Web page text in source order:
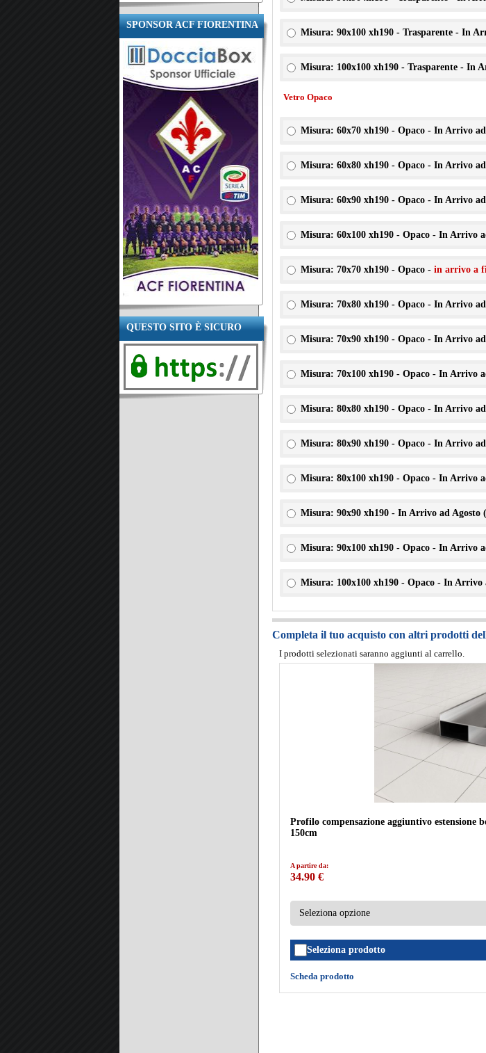
SPONSOR ACF FIORENTINA
QUESTO SITO È SICURO
Misura: 90x100 xh190 - Trasparente - In
Misura: 100x100 xh190 - Trasparente - In
Vetro Opaco
Misura: 60x70 xh190 - Opaco - In Arrivo
Misura: 60x80 xh190 - Opaco - In Arrivo
Misura: 60x90 xh190 - Opaco - In Arrivo
Misura: 60x100 xh190 - Opaco - In Arrivo
Misura: 70x70 xh190 - Opaco - in arrivo a
Misura: 70x80 xh190 - Opaco - In Arrivo
Misura: 70x90 xh190 - Opaco - In Arrivo
Misura: 70x100 xh190 - Opaco - In Arrivo
Misura: 80x80 xh190 - Opaco - In Arrivo
Misura: 80x90 xh190 - Opaco - In Arrivo
Misura: 80x100 xh190 - Opaco - In Arrivo
Misura: 90x90 xh190 - In Arrivo ad Agosto (
Misura: 90x100 xh190 - Opaco - In Arrivo
Misura: 100x100 xh190 - Opaco - In Arrivo
Completa il tuo acquisto con altri prodotti
I prodotti selezionati saranno aggiunti al carrello.
Profilo compensazione aggiuntivo estensione
150cm
A partire da:
34.90 €
Seleziona prodotto
Scheda prodotto